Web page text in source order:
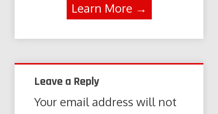
Learn More →
Leave a Reply
Your email address will not